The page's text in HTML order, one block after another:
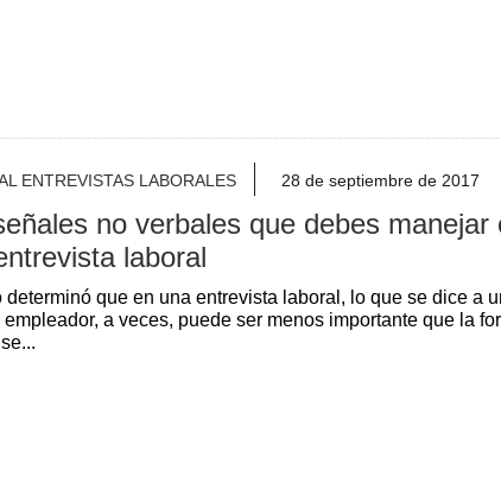
ENTREVISTAS LABORALES 28 de septiembre de 2017
no verbales que debes manejar
laboral
determinó que en una entrevista laboral, lo que se dice a
a veces, puede ser menos importante que la